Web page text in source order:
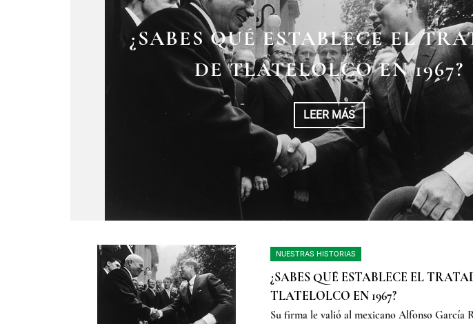
¿SABES QUÉ ESTABLECE EL
DE TLATELOLCO EN 1967?
LEER MÁS
NUESTRAS HISTORIAS
¿SABES QUÉ ESTABLECE EL
TLATELOLCO EN 1967?
Su firma le valió al mexicano Alfonso García